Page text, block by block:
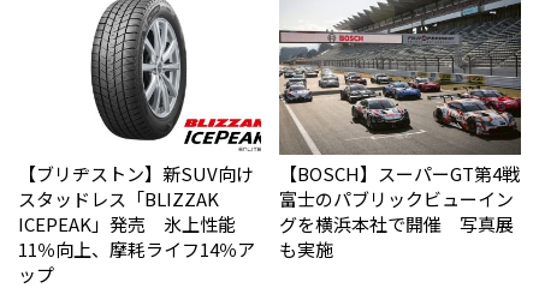
【ブリヂストン】新SUV向け
スタッドレス「BLIZZAK
ICEPEAK」発売 氷上性能
11％向上、摩耗ライフ14％ア
ップ
【BOSCH】スーパーGT第4戦
富士のパブリックビューイン
グを横浜本社で開催 写真展
も実施